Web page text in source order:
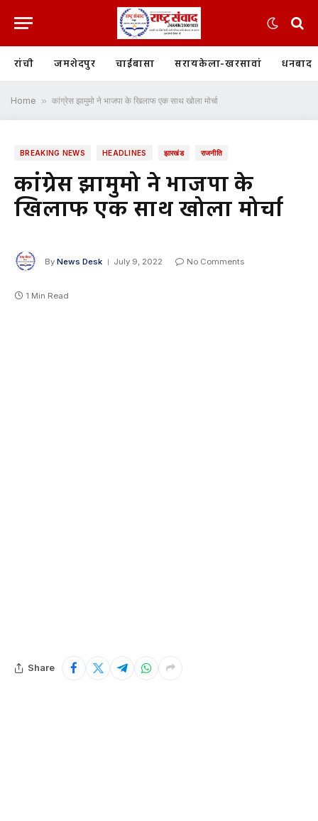
रांची जमशेदपुर चाईबासा सरायकेला-खरसावां धनबाद
Home » कांग्रेस झामुमो ने भाजपा के खिलाफ एक साथ खोला मोर्चा
BREAKING NEWS HEADLINES झारखंड राजनीति
कांग्रेस झामुमो ने भाजपा के
खिलाफ एक साथ खोला मोर्चा
By News Desk July 9, 2022 No Comments
1 Min Read
Share